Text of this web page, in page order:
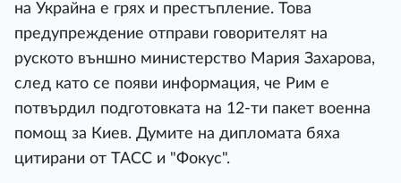
на Украйна е грях и престъпление. Това
предупреждение отправи говорителят на
руското външно министерство Мария Захарова,
след като се появи информация, че Рим е
потвърдил подготовката на 12-ти пакет военна
помощ за Киев. Думите на дипломата бяха
цитирани от ТАСС и "Фокус".